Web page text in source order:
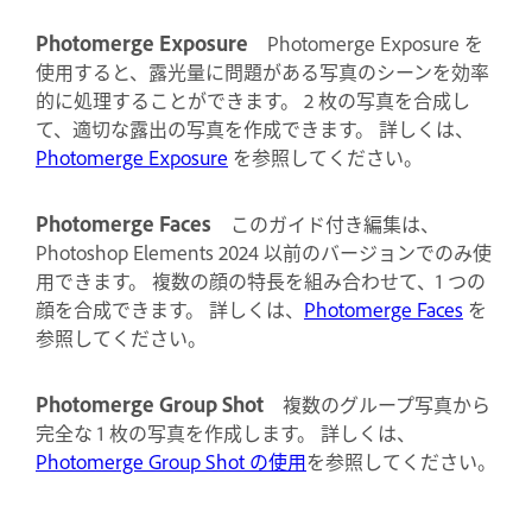
Photomerge Exposure
Photomerge Exposure を
使用すると、露光量に問題がある写真のシーンを効率
的に処理することができます。 2 枚の写真を合成し
て、適切な露出の写真を作成できます。 詳しくは、
Photomerge Exposure を参照してください。
Photomerge Faces
このガイド付き編集は、
Photoshop Elements 2024 以前のバージョンでのみ使
用できます。 複数の顔の特長を組み合わせて、1 つの
顔を合成できます。 詳しくは、 Photomerge Faces を
参照してください。
Photomerge Group Shot
複数のグループ写真から
完全な 1 枚の写真を作成します。 詳しくは、
Photomerge Group Shot の使用を参照してください。